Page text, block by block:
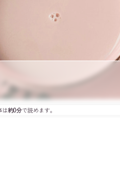
は約0分で読めます。